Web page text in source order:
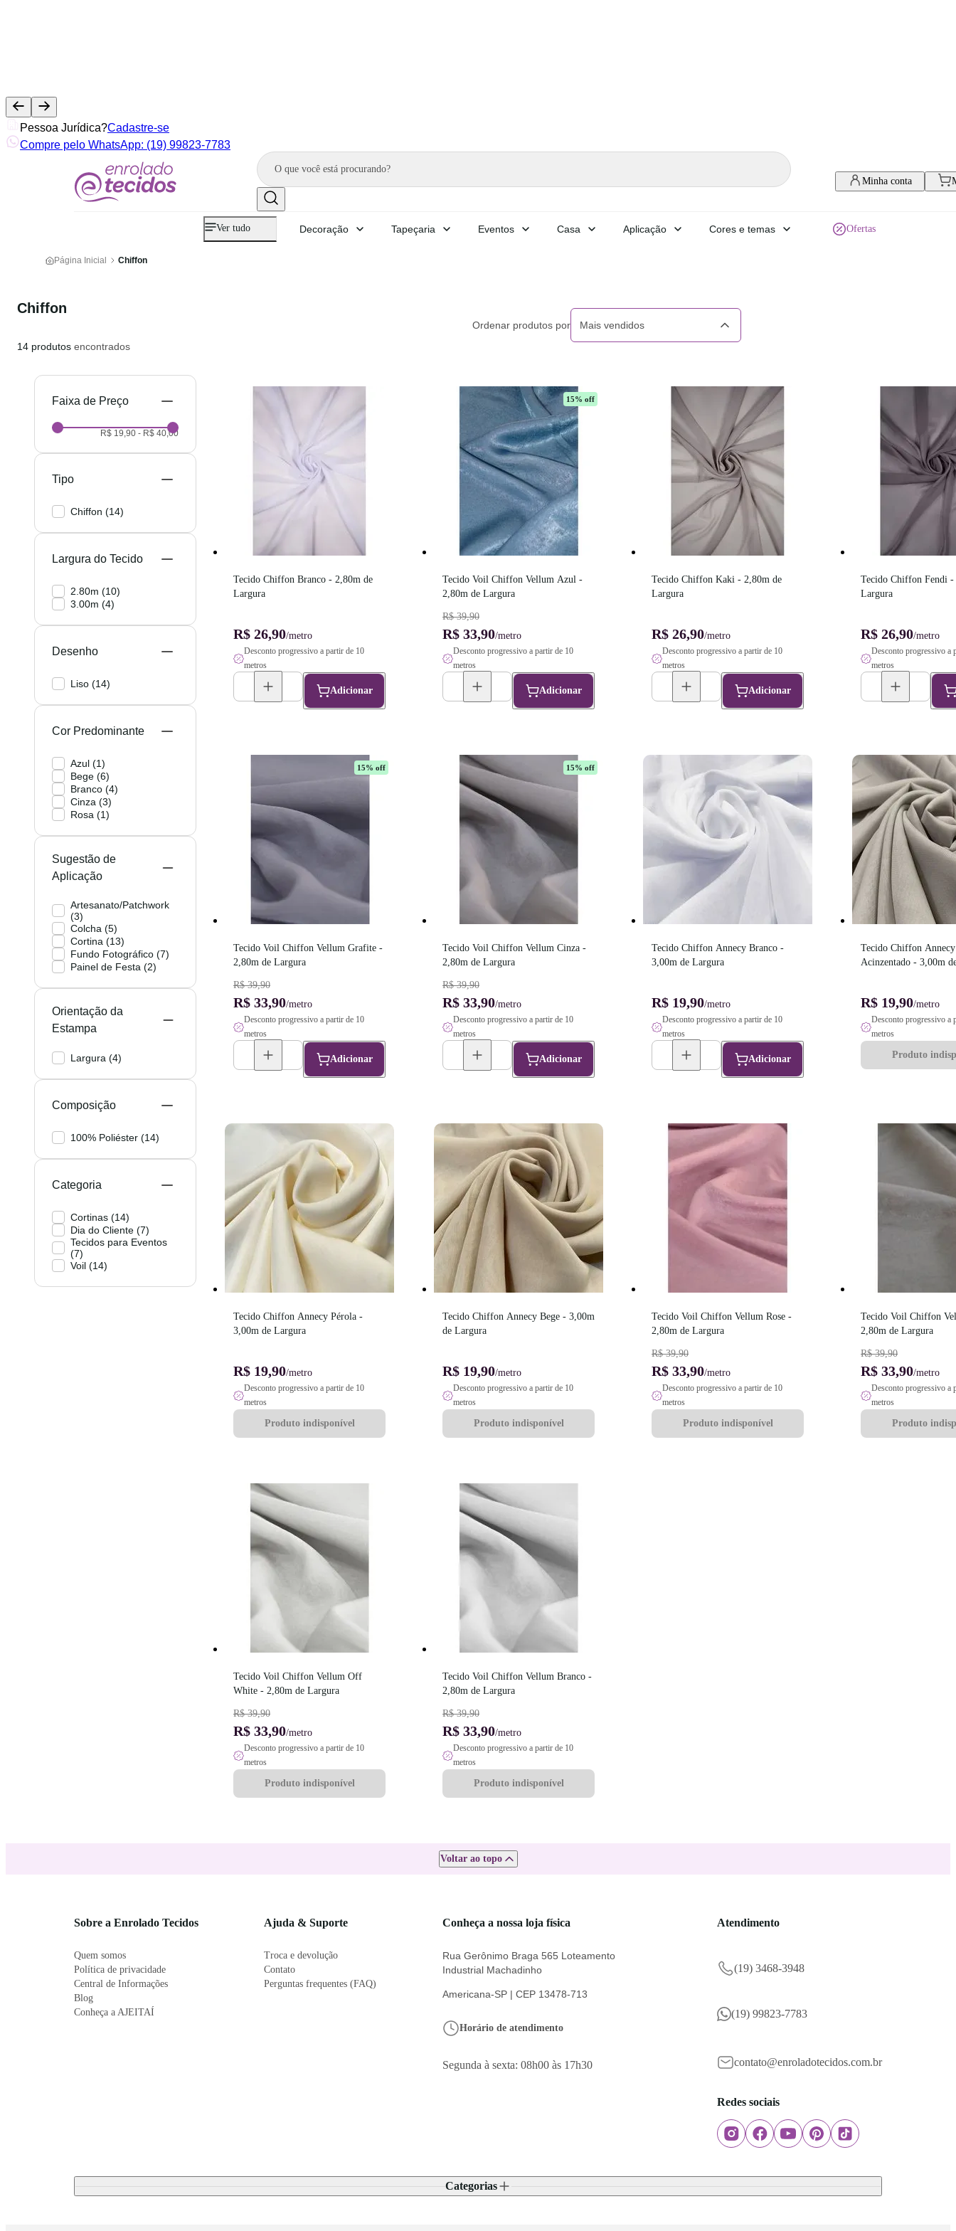
Pessoa Jurídica?Cadastre-se
Compre pelo WhatsApp: (19) 99823-7783
Minha conta
Ver tudo Decoração Tapeçaria Eventos Casa Aplicação Cores e temas Ofertas
Página Inicial Chiffon
Chiffon
14 produtos encontrados
Ordenar produtos por Mais vendidos
Preço
R$ 19,90 - R$ 40,00
Tipo
Chiffon (14)
Largura do Tecido
2.80m (10)
3.00m (4)
Desenho
Liso (14)
Cor Predominante
Azul (1)
Bege (6)
Branco (4)
Cinza (3)
Rosa (1)
Sugestão de
Aplicação
Artesanato/Patchwork
(3)
Colcha (5)
Cortina (13)
Fundo Fotográfico (7)
Painel de Festa (2)
Orientação da
Estampa
Largura (4)
Composição
100% Poliéster (14)
Categoria
Cortinas (14)
Dia do Cliente (7)
Tecidos para Eventos
(7)
Voil (14)
Tecido Chiffon Branco - 2,80m de
Largura
R$ 26,90/metro
Desconto progressivo a partir de 10
metros
Adicionar
15% off
Tecido Voil Chiffon Vellum Azul -
2,80m de Largura
R$ 39,90
R$ 33,90/metro
Desconto progressivo a partir de 10
metros
Adicionar
Tecido Chiffon Kaki - 2,80m de
Largura
R$ 26,90/metro
Desconto progressivo a partir de 10
metros
Adicionar
Tecido Chiffon Fendi -
Largura
R$ 26,90/metro
Desconto progressivo a
metros
15% off
Tecido Voil Chiffon Vellum Grafite -
2,80m de Largura
R$ 39,90
R$ 33,90/metro
Desconto progressivo a partir de 10
metros
Adicionar
15% off
Tecido Voil Chiffon Vellum Cinza -
2,80m de Largura
R$ 39,90
R$ 33,90/metro
Desconto progressivo a partir de 10
metros
Adicionar
Tecido Chiffon Annecy Branco -
3,00m de Largura
R$ 19,90/metro
Desconto progressivo a partir de 10
metros
Adicionar
Tecido Chiffon Annecy
Acinzentado - 3,00m
R$ 19,90/metro
Desconto progressivo a
metros
Produto
Tecido Chiffon Annecy Pérola -
3,00m de Largura
R$ 19,90/metro
Desconto progressivo a partir de 10
metros
Produto indisponível
Tecido Chiffon Annecy Bege - 3,00m
de Largura
R$ 19,90/metro
Desconto progressivo a partir de 10
metros
Produto indisponível
Tecido Voil Chiffon Vellum Rose -
2,80m de Largura
R$ 39,90
R$ 33,90/metro
Desconto progressivo a partir de 10
metros
Produto indisponível
Tecido Voil Chiffon
2,80m de Largura
R$ 39,90
R$ 33,90/metro
Desconto progressivo a
metros
Produto
Tecido Voil Chiffon Vellum Off
White - 2,80m de Largura
R$ 39,90
R$ 33,90/metro
Desconto progressivo a partir de 10
metros
Produto indisponível
Tecido Voil Chiffon Vellum Branco -
2,80m de Largura
R$ 39,90
R$ 33,90/metro
Desconto progressivo a partir de 10
metros
Produto indisponível
Voltar ao topo
Sobre a Enrolado Tecidos
Quem somos
Política de privacidade
Central de Informações
Blog
Conheça a AJEITAÍ
Ajuda & Suporte
Troca e devolução
Contato
Perguntas frequentes (FAQ)
Conheça a nossa loja física
Rua Gerônimo Braga 565 Loteamento
Industrial Machadinho
Americana-SP | CEP 13478-713
Horário de atendimento
Segunda à sexta: 08h00 às 17h30
Atendimento
(19) 3468-3948
(19) 99823-7783
contato@enroladotecidos.com.br
Redes sociais
Categorias